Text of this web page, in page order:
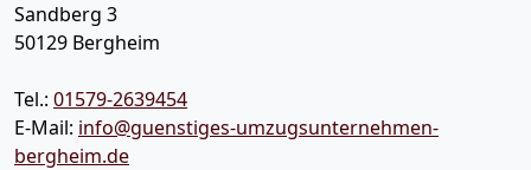
Sandberg 3
50129 Bergheim
Tel.: 01579-2639454
E-Mail: info@guenstiges-umzugsunternehmen-
bergheim.de